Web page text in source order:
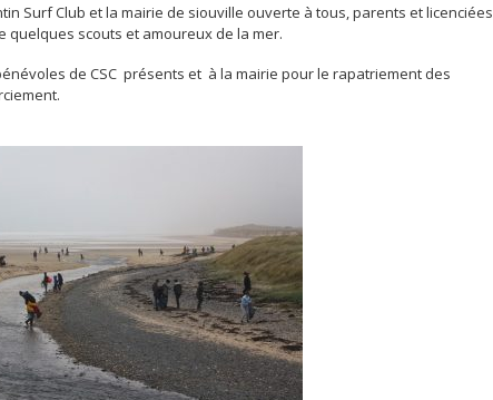
Surf Club et la mairie de siouville ouverte à tous, parents et licenciées
quelques scouts et amoureux de la mer.
de CSC présents et à la mairie pour le rapatriement des